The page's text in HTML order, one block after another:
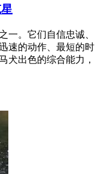
一。它们自信忠诚、
速的动作、最短的时
犬出色的综合能力，